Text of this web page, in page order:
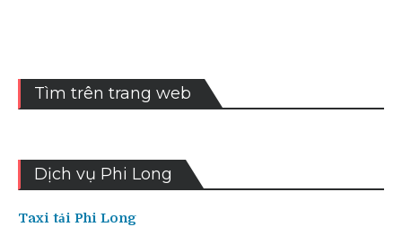
Tìm trên trang web
Dịch vụ Phi Long
Taxi tải Phi Long